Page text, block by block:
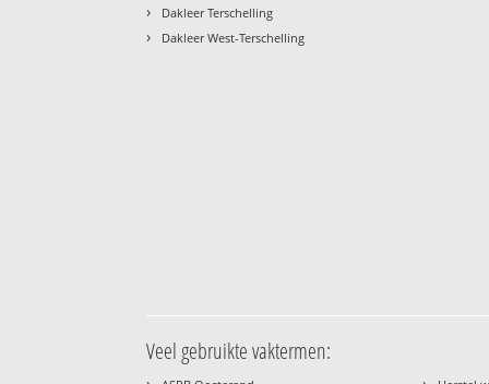
› Dakleer Terschelling
› Dakleer West-Terschelling
Veel gebruikte vaktermen: